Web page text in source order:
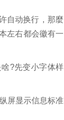
自动换行，那麼
左右都会徽有一
?先变小字体样
屏显示信息标准